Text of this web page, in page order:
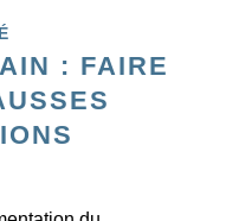
: FAIRE